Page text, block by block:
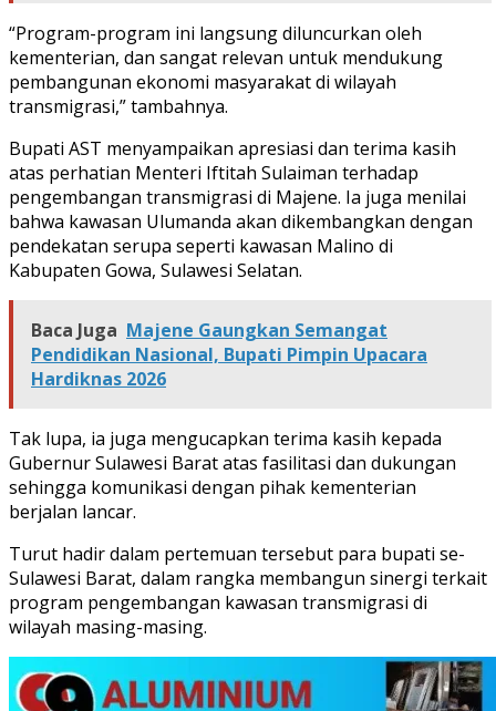
“Program-program ini langsung diluncurkan oleh
kementerian, dan sangat relevan untuk mendukung
pembangunan ekonomi masyarakat di wilayah
transmigrasi,” tambahnya.
Bupati AST menyampaikan apresiasi dan terima kasih
atas perhatian Menteri Iftitah Sulaiman terhadap
pengembangan transmigrasi di Majene. Ia juga menilai
bahwa kawasan Ulumanda akan dikembangkan dengan
pendekatan serupa seperti kawasan Malino di
Kabupaten Gowa, Sulawesi Selatan.
Baca Juga Majene Gaungkan Semangat
Pendidikan Nasional, Bupati Pimpin Upacara
Hardiknas 2026
Tak lupa, ia juga mengucapkan terima kasih kepada
Gubernur Sulawesi Barat atas fasilitasi dan dukungan
sehingga komunikasi dengan pihak kementerian
berjalan lancar.
Turut hadir dalam pertemuan tersebut para bupati se-
Sulawesi Barat, dalam rangka membangun sinergi terkait
program pengembangan kawasan transmigrasi di
wilayah masing-masing.